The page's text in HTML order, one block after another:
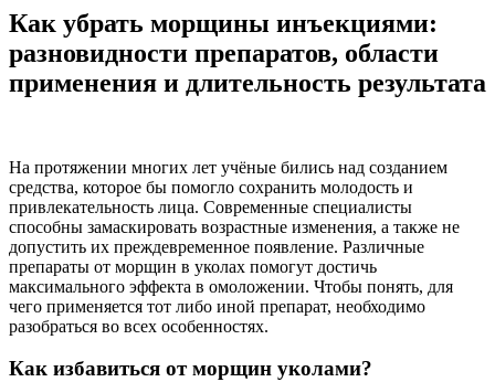
Как убрать морщины инъекциями:
разновидности препаратов, области
применения и длительность результата
На протяжении многих лет учёные бились над созданием
средства, которое бы помогло сохранить молодость и
привлекательность лица. Современные специалисты
способны замаскировать возрастные изменения, а также не
допустить их преждевременное появление. Различные
препараты от морщин в уколах помогут достичь
максимального эффекта в омоложении. Чтобы понять, для
чего применяется тот либо иной препарат, необходимо
разобраться во всех особенностях.
Как избавиться от морщин уколами?